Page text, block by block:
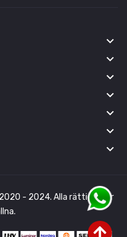
keyboard_arrow_down
keyboard_arrow_down
keyboard_arrow_down
keyboard_arrow_down
keyboard_arrow_down
keyboard_arrow_down
keyboard_arrow_down
- 2024. Alla rättigheter